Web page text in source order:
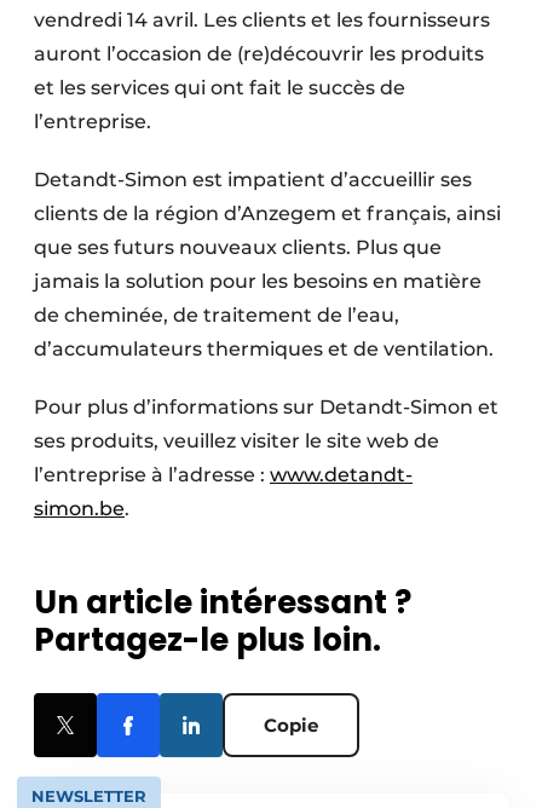
vendredi 14 avril. Les clients et les fournisseurs
auront l’occasion de (re)découvrir les produits
et les services qui ont fait le succès de
l’entreprise.
Detandt-Simon est impatient d’accueillir ses
clients de la région d’Anzegem et français, ainsi
que ses futurs nouveaux clients. Plus que
jamais la solution pour les besoins en matière
de cheminée, de traitement de l’eau,
d’accumulateurs thermiques et de ventilation.
Pour plus d’informations sur Detandt-Simon et
ses produits, veuillez visiter le site web de
l’entreprise à l’adresse : www.detandt-
simon.be.
Un article intéressant ?
Partagez-le plus loin.
Copie
NEWSLETTER